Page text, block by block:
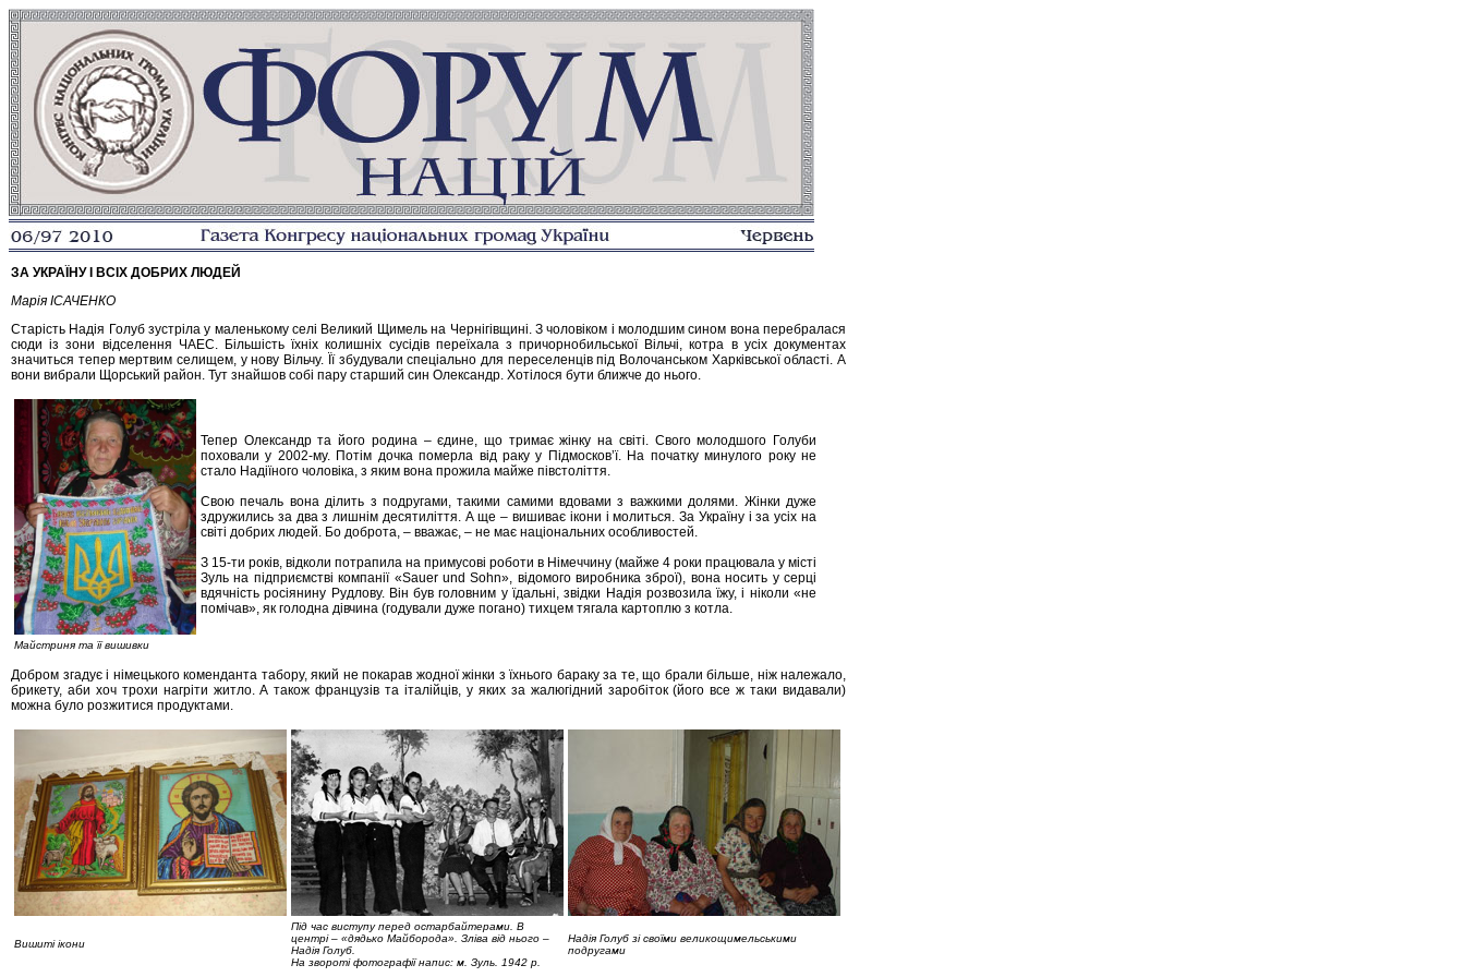
ЗА УКРАЇНУ І ВСІХ ДОБРИХ ЛЮДЕЙ
Марія ІСАЧЕНКО
Старість Надія Голуб зустріла у маленькому селі Великий Щимель на Чернігівщині. З чоловіком і молодшим сином вона перебралася
сюди із зони відселення ЧАЕС. Більшість їхніх колишніх сусідів переїхала з причорнобильської Вільчі, котра в усіх документах
значиться тепер мертвим селищем, у нову Вільчу. Її збудували спеціально для переселенців під Волочанськом Харківської області. А
вони вибрали Щорський район. Тут знайшов собі пару старший син Олександр. Хотілося бути ближче до нього.
Тепер Олександр та його родина – єдине, що тримає жінку на світі. Свого молодшого Голуби
поховали у 2002-му. Потім дочка померла від раку у Підмосков’ї. На початку минулого року не
стало Надіїного чоловіка, з яким вона прожила майже півстоліття.
Свою печаль вона ділить з подругами, такими самими вдовами з важкими долями. Жінки дуже
здружились за два з лишнім десятиліття. А ще – вишиває ікони і молиться. За Україну і за усіх на
світі добрих людей. Бо доброта, – вважає, – не має національних особливостей.
З 15-ти років, відколи потрапила на примусові роботи в Німеччину (майже 4 роки працювала у місті
Зуль на підприємстві компанії «Sauer und Sohn», відомого виробника зброї), вона носить у серці
вдячність росіянину Рудлову. Він був головним у їдальні, звідки Надія розвозила їжу, і ніколи «не
помічав», як голодна дівчина (годували дуже погано) тихцем тягала картоплю з котла.
Майстриня та її вишивки
Добром згадує і німецького коменданта табору, який не покарав жодної жінки з їхнього бараку за те, що брали більше, ніж належало,
брикету, аби хоч трохи нагріти житло. А також французів та італійців, у яких за жалюгідний заробіток (його все ж таки видавали)
можна було розжитися продуктами.
Вишиті ікони
Під час виступу перед остарбайтерами. В
центрі – «дядько Майборода». Зліва від нього –
Надія Голуб.
На звороті фотографії напис: м. Зуль. 1942 р.
Надія Голуб зі своїми великощимельськими
подругами